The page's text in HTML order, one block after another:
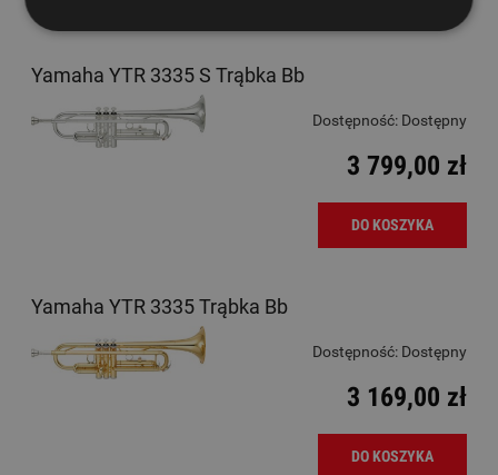
Yamaha YTR 3335 S Trąbka Bb
Dostępność: Dostępny
3 799,00 zł
DO KOSZYKA
Yamaha YTR 3335 Trąbka Bb
Dostępność: Dostępny
3 169,00 zł
DO KOSZYKA